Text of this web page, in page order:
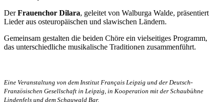
DerFrauenchor Dilara, geleitet von Walburga Walde, präsentiert
Lieder aus osteuropäischen und slawischen Ländern.
Gemeinsam gestalten die beiden Chöre ein vielseitiges Programm,
das unterschiedliche musikalische Traditionen zusammenführt.
Eine Veranstaltung von dem Institut Français Leipzig und der Deutsch-
Französischen Gesellschaft in Leipzig, in Kooperation mit der Schaubühne
Lindenfels und dem Schauwald Bar.